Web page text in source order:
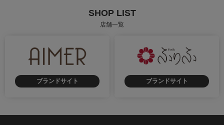
SHOP LIST
店舗一覧
ブランドサイト ブランドサイト